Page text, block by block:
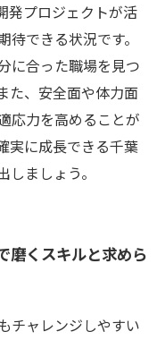
発プロジェクトが活
できる状況です。
に合った職場を見つ
た、安全面や体力面
応力を高めることが
実に成長できる千葉
ましょう。
くスキルと求めら
チャレンジしやすい